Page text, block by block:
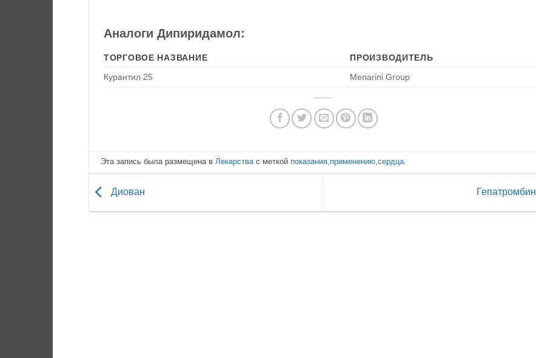
Аналоги Дипиридамол:
ТОРГОВОЕ НАЗВАНИЕ
ПРОИЗВОДИТЕЛЬ
Курантил 25
Menarini Group
Эта запись была размещена в Лекарства с меткой показания применению ,сердца
Диован Гепатромбин